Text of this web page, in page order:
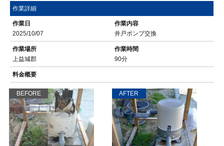
作業詳細
作業日
2025/10/07
作業内容
井戸ポンプ交換
作業場所
上益城郡
作業時間
90分
料金概要
BEFORE AFTER